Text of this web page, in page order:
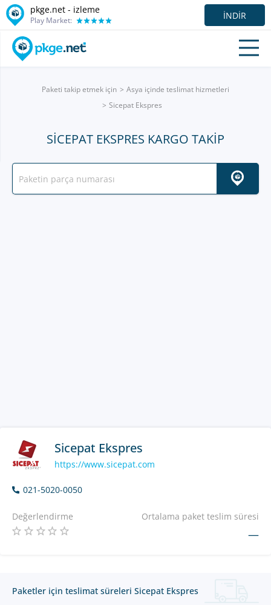
pkge.net - izleme
Play Market: İNDIR
Paketi takip etmek için
Asya içinde teslimat hizmetleri
Sicepat Ekspres
SICEPAT EKSPRES KARGO TAKIP
Sicepat Ekspres
https://www.sicepat.com
021-5020-0050
Değerlendirme Ortalama paket teslim süresi
—
Paketler için teslimat süreleri Sicepat Ekspres